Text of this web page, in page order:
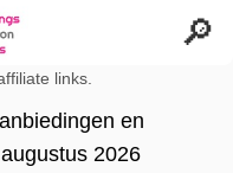
links.
en
2026